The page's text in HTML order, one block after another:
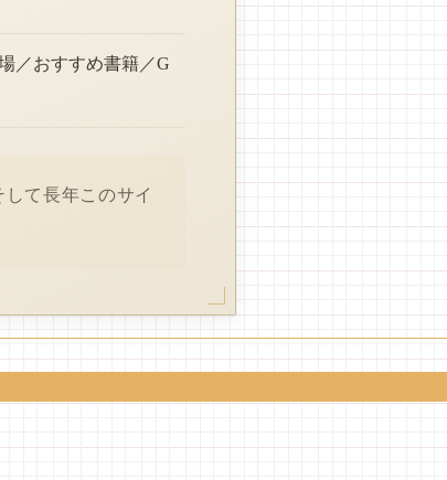
／おすすめ書籍／G
て長年このサイ